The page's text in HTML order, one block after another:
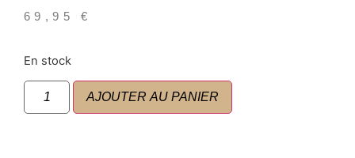
69,95€
En stock
AJOUTER AU PANIER